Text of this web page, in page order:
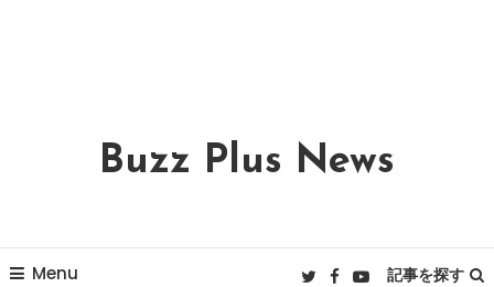
Buzz Plus News
Menu 記事を探す